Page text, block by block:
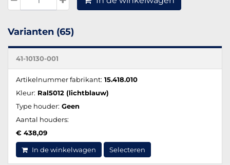
Varianten (65)
41-10130-001
Artikelnummer fabrikant: 15.418.010
Kleur: Ral5012 (lichtblauw)
Type houder: Geen
Aantal houders:
€ 438,09
In de winkelwagen Selecteren